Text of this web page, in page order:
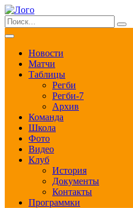
Новости
Матчи
Таблицы
Регби
Регби-7
Архив
Команда
Школа
Фото
Видео
Клуб
История
Документы
Контакты
Программки